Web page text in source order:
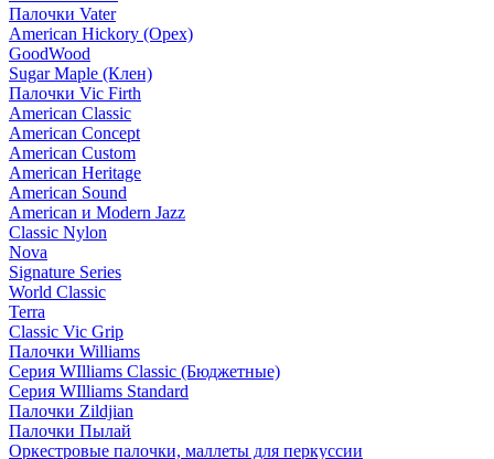
Палочки Vater
American Hickory (Орех)
GoodWood
Sugar Maple (Клен)
Палочки Vic Firth
American Classic
American Concept
American Custom
American Heritage
American Sound
American и Modern Jazz
Classic Nylon
Nova
Signature Series
World Classic
Terra
Classic Vic Grip
Палочки Williams
Серия WIlliams Classic (Бюджетные)
Серия WIlliams Standard
Палочки Zildjian
Палочки Пылай
Оркестровые палочки, маллеты для перкуссии